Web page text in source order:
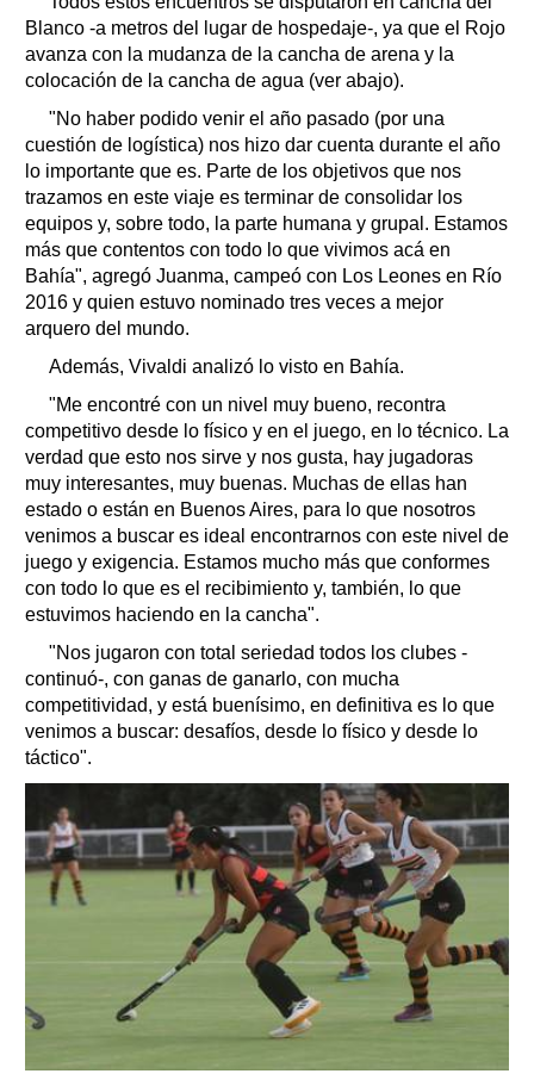
Blanco -a metros del lugar de hospedaje-, ya que el Rojo
avanza con la mudanza de la cancha de arena y la
colocación de la cancha de agua (ver abajo).
"No haber podido venir el año pasado (por una
cuestión de logística) nos hizo dar cuenta durante el año
lo importante que es. Parte de los objetivos que nos
trazamos en este viaje es terminar de consolidar los
equipos y, sobre todo, la parte humana y grupal. Estamos
más que contentos con todo lo que vivimos acá en
Bahía", agregó Juanma, campeó con Los Leones en Río
2016 y quien estuvo nominado tres veces a mejor
arquero del mundo.
Además, Vivaldi analizó lo visto en Bahía.
"Me encontré con un nivel muy bueno, recontra
competitivo desde lo físico y en el juego, en lo técnico. La
verdad que esto nos sirve y nos gusta, hay jugadoras
muy interesantes, muy buenas. Muchas de ellas han
estado o están en Buenos Aires, para lo que nosotros
venimos a buscar es ideal encontrarnos con este nivel de
juego y exigencia. Estamos mucho más que conformes
con todo lo que es el recibimiento y, también, lo que
estuvimos haciendo en la cancha".
"Nos jugaron con total seriedad todos los clubes -
continuó-, con ganas de ganarlo, con mucha
competitividad, y está buenísimo, en definitiva es lo que
venimos a buscar: desafíos, desde lo físico y desde lo
táctico".